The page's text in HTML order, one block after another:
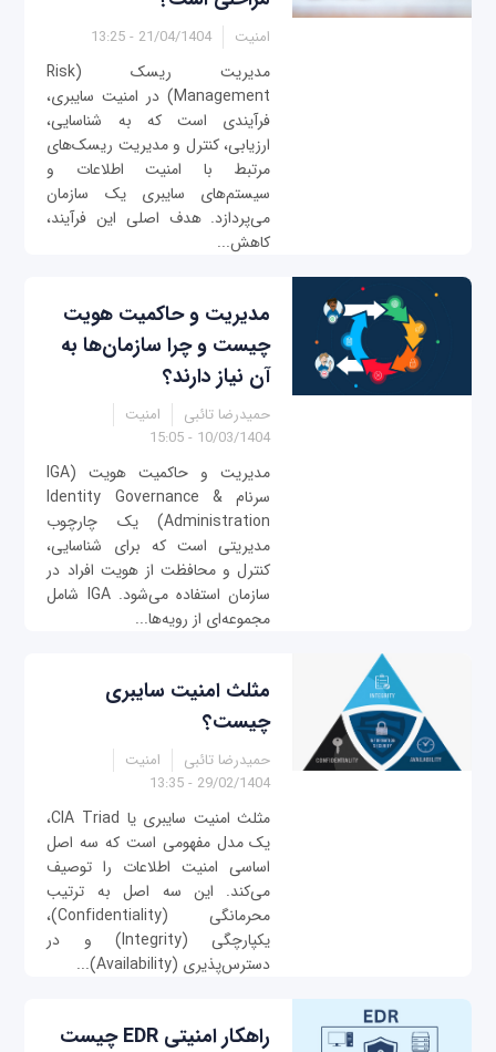
امنیت 21/04/1404 - 13:25
مدیریت ریسک (Risk
Management) در امنیت سایبری،
فرآیندی است که به شناسایی،
ارزیابی، کنترل و مدیریت ریسک‌های
مرتبط با امنیت اطلاعات و
سیستم‌های سایبری یک سازمان
می‌پردازد. هدف اصلی این فرآیند،
کاهش...
مدیریت و حاکمیت هویت
چیست و چرا سازمان‌ها به
آن نیاز دارند؟
حمیدرضا تائبی
امنیت
10/03/1404 - 15:05
مدیریت و حاکمیت هویت (IGA
سرنام Identity Governance &
Administration) یک چارچوب
مدیریتی است که برای شناسایی،
کنترل و محافظت از هویت افراد در
سازمان استفاده می‌شود. IGA شامل
مجموعه‌ای از رویه‌ها...
مثلث امنیت سایبری
چیست؟
حمیدرضا تائبی
امنیت
29/02/1404 - 13:35
مثلث امنیت سایبری یا CIA Triad،
یک مدل مفهومی است که سه اصل
اساسی امنیت اطلاعات را توصیف
می‌کند. این سه اصل به ترتیب
محرمانگی (Confidentiality)،
یکپارچگی (Integrity) و در
دسترس‌پذیری (Availability)...
راهکار امنیتی EDR چیست